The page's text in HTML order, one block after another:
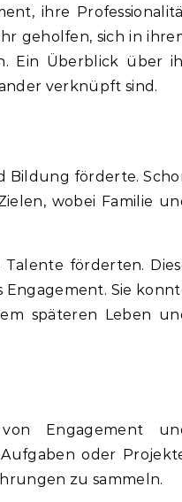
ihre
geholfen, sich in
Ein Überblick über
verknüpft sind.
Bildung förderte.
wobei Familie
förderten.
Sie
späteren Leben
Engagement
oder
zu sammeln.